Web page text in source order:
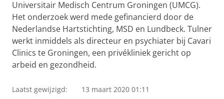
Universitair Medisch Centrum Groningen (UMCG).
Het onderzoek werd mede gefinancierd door de
Nederlandse Hartstichting, MSD en Lundbeck. Tulner
werkt inmiddels als directeur en psychiater bij Cavari
Clinics te Groningen, een privékliniek gericht op
arbeid en gezondheid.
Laatst gewijzigd: 13 maart 2020 01:11